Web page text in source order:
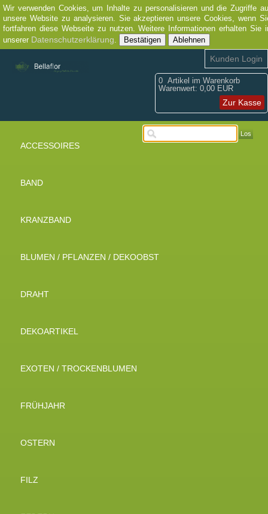
Wir verwenden Cookies, um Inhalte zu personalisieren und die Zugriffe
unsere Website zu analysieren. Sie akzeptieren unsere Cookies, wenn
fortfahren diese Webseite zu nutzen. Weitere Informationen erhalten Sie
unserer Datenschutzerklärung. Bestätigen Ablehnen
0 Artikel im Warenkorb
Warenwert: 0,00 EUR
Zur Kasse
Kunden Login
Los
ACCESSOIRES
BAND
KRANZBAND
BLUMEN / PFLANZEN / DEKOOBST
DRAHT
DEKOARTIKEL
EXOTEN / TROCKENBLUMEN
FRÜHJAHR
OSTERN
FILZ